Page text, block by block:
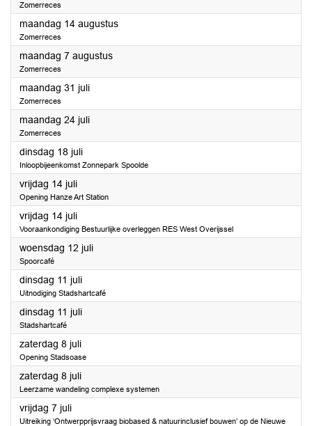
Zomerreces
maandag 14 augustus2023
Zomerreces
maandag 7 augustus2023
Zomerreces
maandag 31 juli2023
Zomerreces
maandag 24 juli2023
Zomerreces
dinsdag 18 juli2023
Inloopbijeenkomst Zonnepark Spoolde
vrijdag 14 juli2023
Opening Hanze Art Station
vrijdag 14 juli2023
Vooraankondiging Bestuurlijke overleggen RES West Overijssel
woensdag 12 juli2023
Spoorcafé
dinsdag 11 juli2023
Uitnodiging Stadshartcafé
dinsdag 11 juli2023
Stadshartcafé
zaterdag 8 juli2023
Opening Stadsoase
zaterdag 8 juli2023
Leerzame wandeling complexe systemen
vrijdag 7 juli2023
Uitreiking ‘Ontwerpprijsvraag biobased & natuurinclusief bouwen’ op de Nieuwe